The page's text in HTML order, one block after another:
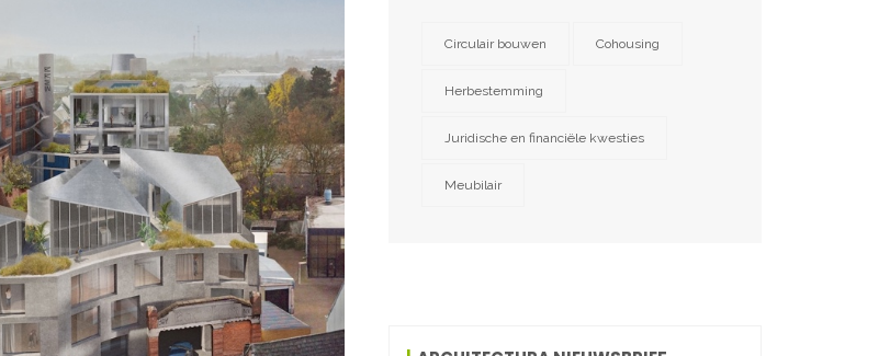
Circulair bouwen Cohousing
Herbestemming
Juridische en financiële kwesties
Meubilair